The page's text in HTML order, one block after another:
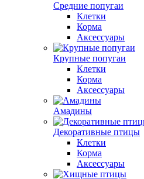
Средние попугаи
Клетки
Корма
Аксессуары
Крупные попугаи
Клетки
Корма
Аксессуары
Амадины
Декоративные птицы
Клетки
Корма
Аксессуары